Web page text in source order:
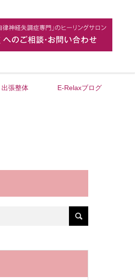
出張整体 E-Relaxブログ